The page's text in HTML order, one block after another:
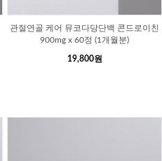
관절연골 케어 뮤코다당단백 콘드로이친
900mg x 60정 (1개월분)
19,800원